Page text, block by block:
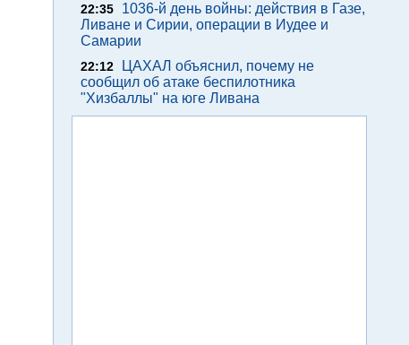
22:35
1036-й день войны: действия в Газе,
Ливане и Сирии, операции в Иудее и
Самарии
22:12
ЦАХАЛ объяснил, почему не
сообщил об атаке беспилотника
"Хизбаллы" на юге Ливана